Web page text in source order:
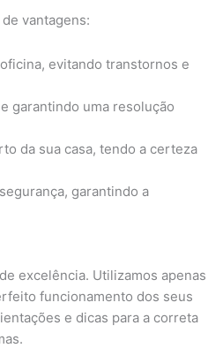
vantagens:
evitando transtornos e
garantindo uma resolução
da sua casa, tendo a certeza
garantindo a
excelência. Utilizamos apenas
funcionamento dos seus
e dicas para a correta